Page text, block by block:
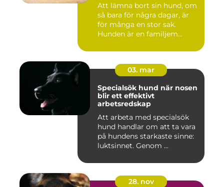
Att lämna bort sin hund, om
så bara för några dagar, är
för många en stor sak.
Hunden är en familjem...
03. mar
Specialsök hund när nosen
blir ett effektivt
arbetsredskap
Att arbeta med specialsök
hund handlar om att ta vara
på hundens starkaste sinne:
luktsinnet. Genom ...
28. nov